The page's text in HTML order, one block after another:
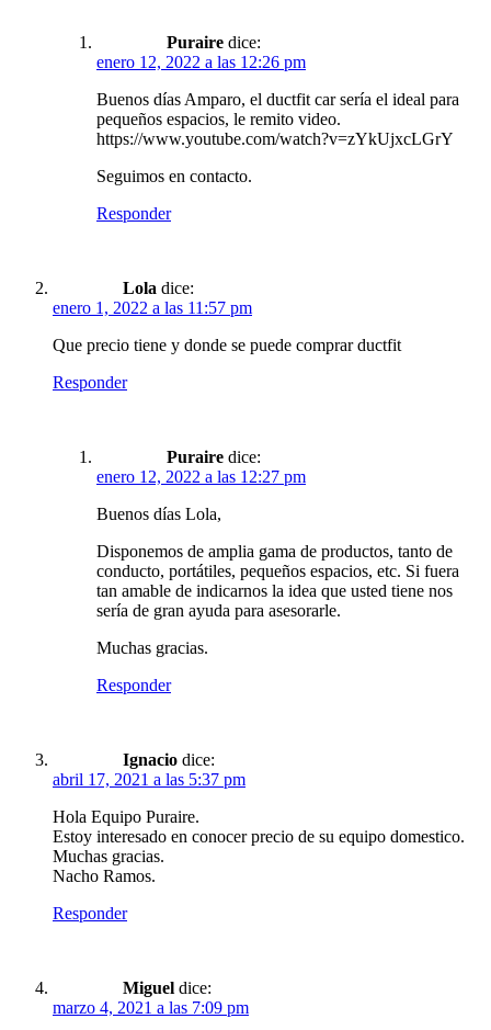
Puraire dice:
enero 12, 2022 a las 12:26 pm
Buenos días Amparo, el ductfit car sería el ideal para
pequeños espacios, le remito video.
https://www.youtube.com/watch?v=zYkUjxcLGrY
Seguimos en contacto.
Responder
Lola dice:
enero 1, 2022 a las 11:57 pm
Que precio tiene y donde se puede comprar ductfit
Responder
Puraire dice:
enero 12, 2022 a las 12:27 pm
Buenos días Lola,
Disponemos de amplia gama de productos, tanto de
conducto, portátiles, pequeños espacios, etc. Si fuera
tan amable de indicarnos la idea que usted tiene nos
sería de gran ayuda para asesorarle.
Muchas gracias.
Responder
Ignacio dice:
abril 17, 2021 a las 5:37 pm
Hola Equipo Puraire.
Estoy interesado en conocer precio de su equipo domestico.
Muchas gracias.
Nacho Ramos.
Responder
Miguel dice:
marzo 4, 2021 a las 7:09 pm